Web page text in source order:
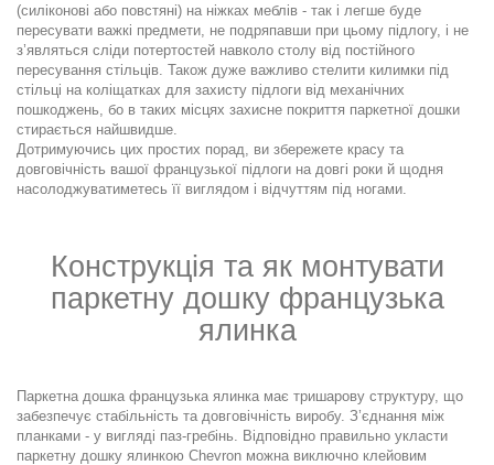
(силіконові або повстяні) на ніжках меблів - так і легше буде
пересувати важкі предмети, не подряпавши при цьому підлогу, і не
з’являться сліди потертостей навколо столу від постійного
пересування стільців. Також дуже важливо стелити килимки під
стільці на коліщатках для захисту підлоги від механічних
пошкоджень, бо в таких місцях захисне покриття паркетної дошки
стирається найшвидше.
Дотримуючись цих простих порад, ви збережете красу та
довговічність вашої французької підлоги на довгі роки й щодня
насолоджуватиметесь її виглядом і відчуттям під ногами.
Конструкція та як монтувати
паркетну дошку французька
ялинка
Паркетна дошка французька ялинка має тришарову структуру, що
забезпечує стабільність та довговічність виробу. З’єднання між
планками - у вигляді паз-гребінь. Відповідно правильно укласти
паркетну дошку ялинкою Chevron можна виключно клейовим